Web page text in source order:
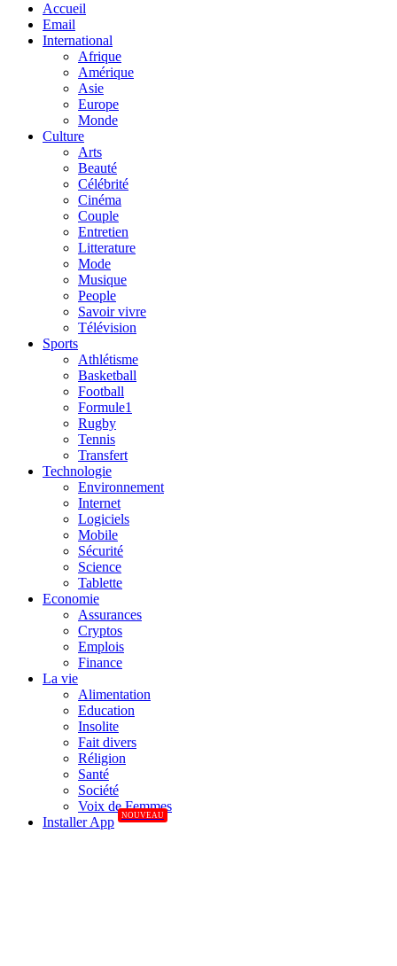
Accueil
Email
International
Afrique
Amérique
Asie
Europe
Monde
Culture
Arts
Beauté
Célébrité
Cinéma
Couple
Entretien
Litterature
Mode
Musique
People
Savoir vivre
Télévision
Sports
Athlétisme
Basketball
Football
Formule1
Rugby
Tennis
Transfert
Technologie
Environnement
Internet
Logiciels
Mobile
Sécurité
Science
Tablette
Economie
Assurances
Cryptos
Emplois
Finance
La vie
Alimentation
Education
Insolite
Fait divers
Réligion
Santé
Société
Voix de Femmes
Installer App
NOUVEAU